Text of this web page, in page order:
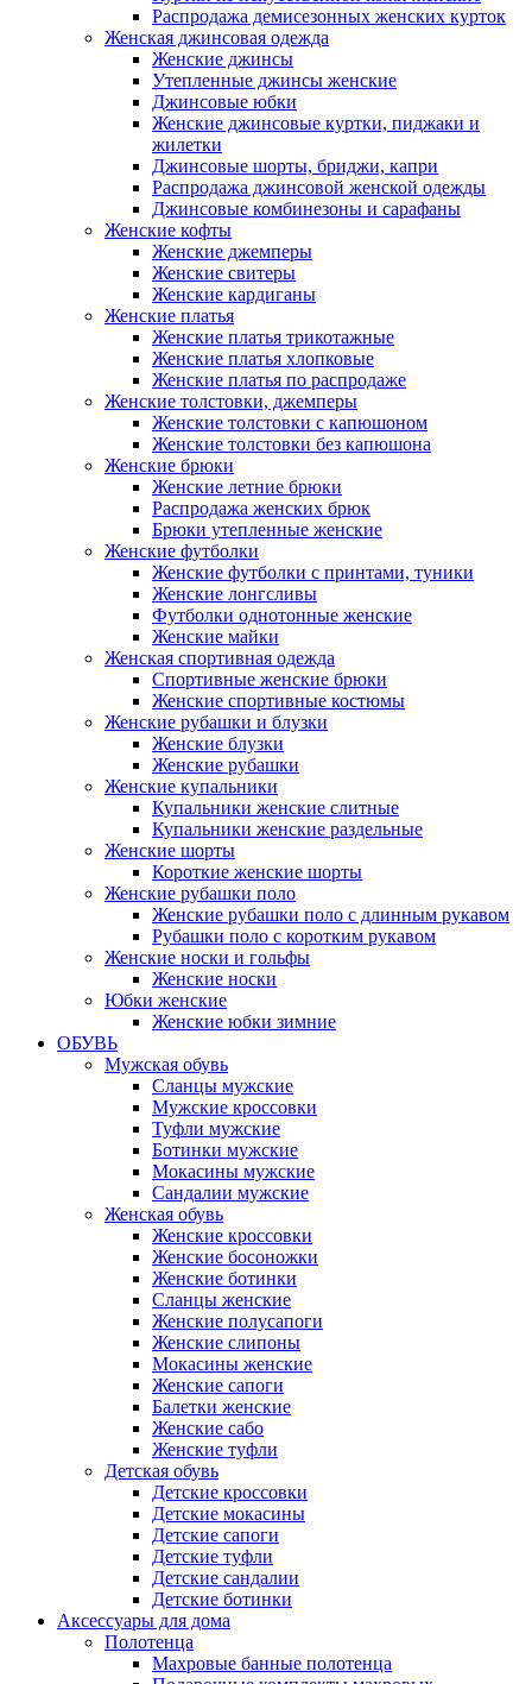
Распродажа демисезонных женских курток
Женская джинсовая одежда
Женские джинсы
Утепленные джинсы женские
Джинсовые юбки
Женские джинсовые куртки, пиджаки и
жилетки
Джинсовые шорты, бриджи, капри
Распродажа джинсовой женской одежды
Джинсовые комбинезоны и сарафаны
Женские кофты
Женские джемперы
Женские свитеры
Женские кардиганы
Женские платья
Женские платья трикотажные
Женские платья хлопковые
Женские платья по распродаже
Женские толстовки, джемперы
Женские толстовки с капюшоном
Женские толстовки без капюшона
Женские брюки
Женские летние брюки
Распродажа женских брюк
Брюки утепленные женские
Женские футболки
Женские футболки с принтами, туники
Женские лонгсливы
Футболки однотонные женские
Женские майки
Женская спортивная одежда
Спортивные женские брюки
Женские спортивные костюмы
Женские рубашки и блузки
Женские блузки
Женские рубашки
Женские купальники
Купальники женские слитные
Купальники женские раздельные
Женские шорты
Короткие женские шорты
Женские рубашки поло
Женские рубашки поло с длинным рукавом
Рубашки поло с коротким рукавом
Женские носки и гольфы
Женские носки
Юбки женские
Женские юбки зимние
ОБУВЬ
Мужская обувь
Сланцы мужские
Мужские кроссовки
Туфли мужские
Ботинки мужские
Мокасины мужские
Сандалии мужские
Женская обувь
Женские кроссовки
Женские босоножки
Женские ботинки
Сланцы женские
Женские полусапоги
Женские слипоны
Мокасины женские
Женские сапоги
Балетки женские
Женские сабо
Женские туфли
Детская обувь
Детские кроссовки
Детские мокасины
Детские сапоги
Детские туфли
Детские сандалии
Детские ботинки
Аксессуары для дома
Полотенца
Махровые банные полотенца